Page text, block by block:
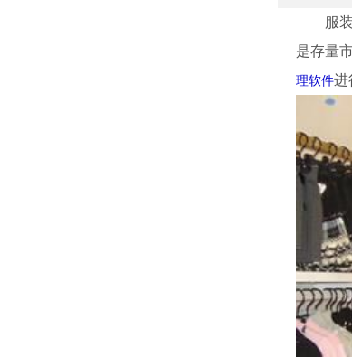
服装行
是存量
理软件进